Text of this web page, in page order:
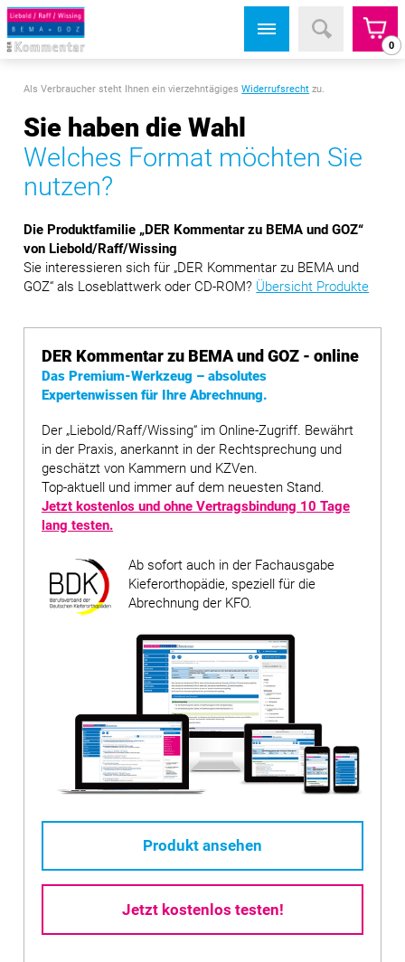
0
Als Verbraucher steht Ihnen ein vierzehntägigesWiderrufsrecht zu.
Sie haben die Wahl
Welches Format möchten Sie
nutzen?
Die Produktfamilie „DER Kommentar zu BEMA und GOZ“
von Liebold/Raff/Wissing
Sie interessieren sich für „DER Kommentar zu BEMA und
GOZ“ als Loseblattwerk oder CD-ROM? Übersicht Produkte
DER Kommentar zu BEMA und GOZ - online
Das Premium-Werkzeug – absolutes
Expertenwissen für Ihre Abrechnung.
Der „Liebold/Raff/Wissing“ im Online-Zugriff. Bewährt
in der Praxis, anerkannt in der Rechtsprechung und
geschätzt von Kammern und KZVen.
Top-aktuell und immer auf dem neuesten Stand.
Jetzt kostenlos und ohne Vertragsbindung 10 Tage
lang testen.
Ab sofort auch in der Fachausgabe
Kieferorthopädie, speziell für die
Abrechnung der KFO.
Produkt ansehen
Jetzt kostenlos testen!